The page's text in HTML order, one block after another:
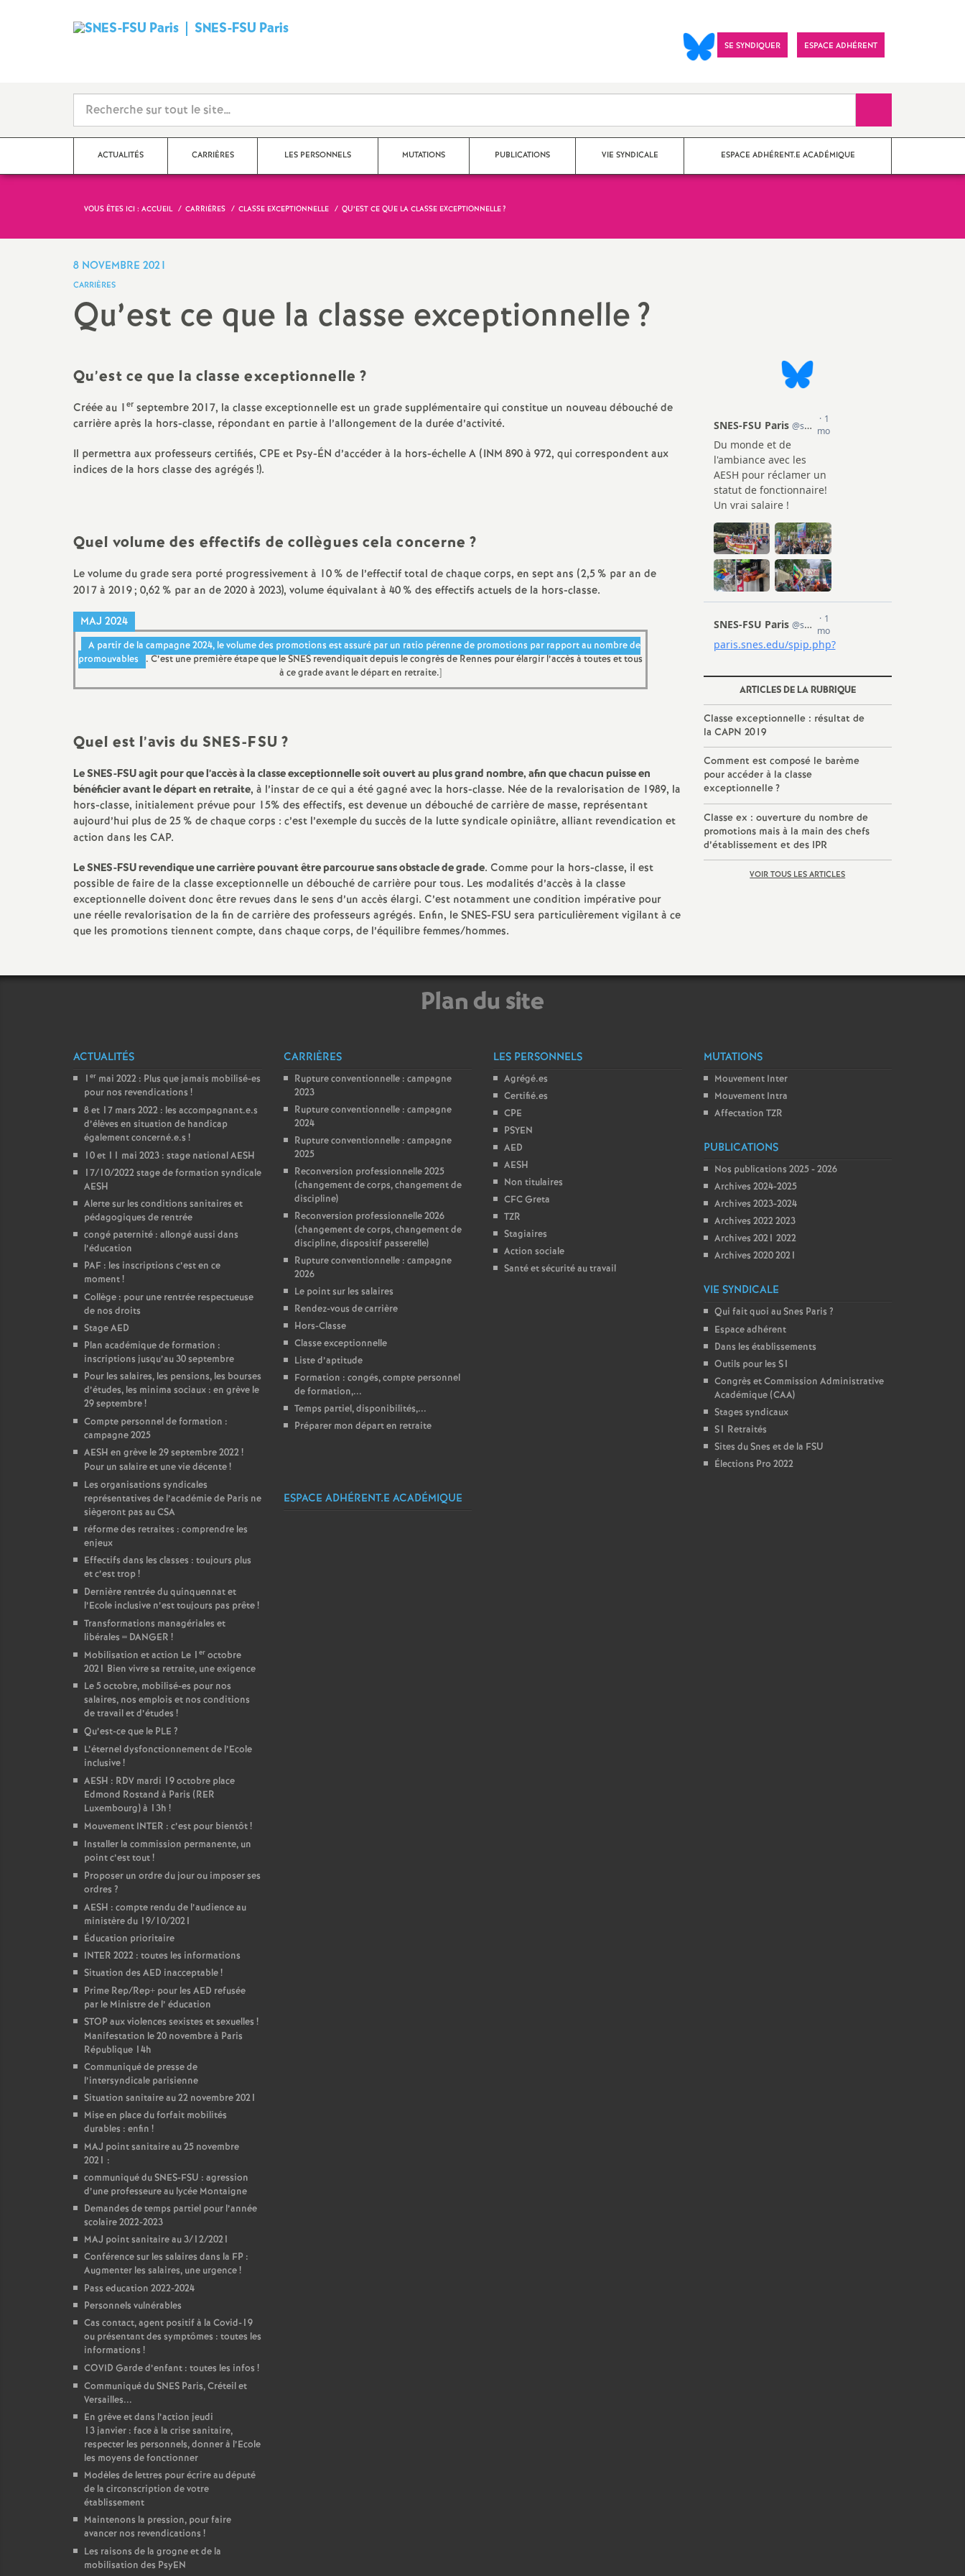
SNES-FSU Paris
SE SYNDIQUER ESPACE ADHÉRENT
ACTUALITÉS
actions
Dans les établissements
Collège
BTS
CPGE
CARRIÈRES
Rendez-vous de carrière
Classe exceptionnelle
Liste d’aptitude
Formation : congés, compte
personnel de formation,...
Temps partiel,
disponibilités,...
LES PERSONNELS
AESH
CFC Greta
Stagiaires
Action sociale
MUTATIONS PUBLICATIONS
Archives 2022 2023
Archives 2020 2021
VIE SYNDICALE
Dans les établissements
ESPACE ADHÉRENT.E ACADÉMIQUE
VOUS ÊTES ICI : ACCUEIL CARRIÈRES CLASSE EXCEPTIONNELLE QU’EST CE QUE LA CLASSE EXCEPTIONNELLE?
8 NOVEMBRE 2021
CARRIÈRES
Qu’est ce que la classe exceptionnelle?
Qu’est ce que la classe exceptionnelle ?
Créée au 1er septembre 2017, la classe exceptionnelle est un grade supplémentaire qui constitue un nouveau débouché de
carrière après la hors-classe, répondant en partie à l’allongement de la durée d’activité.
Il permettra aux professeurs certifiés, CPE et Psy-ÉN d’accéder à la hors-échelle A (INM 890 à 972, qui correspondent aux
indices de la hors classe des agrégés !).
Quel volume des effectifs de collègues cela concerne ?
Le volume du grade sera porté progressivement à 10% de l’effectif total de chaque corps, en sept ans (2,5% par an de
2017 à 2019; 0,62% par an de 2020 à 2023), volume équivalant à 40% des effectifs actuels de la hors-classe.
MAJ 2024
A partir de la campagne 2024, le volume des promotions est assuré par un ratio pérenne de promotions par rapport au nombre de
promouvables . C’est une première étape que le SNES revendiquait depuis le congrès de Rennes pour élargir l’accès à toutes et tous
à ce grade avant le départ en retraite.]
Quel est l’avis du SNES-FSU ?
Le SNES-FSU agit pour que l’accès à la classe exceptionnelle soit ouvert au plus grand nombre, afin que chacun puisse en
bénéficier avant le départ en retraite, à l’instar de ce qui a été gagné avec la hors-classe. Née de la revalorisation de 1989, la
hors-classe, initialement prévue pour 15% des effectifs, est devenue un débouché de carrière de masse, représentant
aujourd’hui plus de 25% de chaque corps : c’est l’exemple du succès de la lutte syndicale opiniâtre, alliant revendication et
action dans les CAP.
Le SNES-FSU revendique une carrière pouvant être parcourue sans obstacle de grade. Comme pour la hors-classe, il est
possible de faire de la classe exceptionnelle un débouché de carrière pour tous. Les modalités d’accès à la classe
exceptionnelle doivent donc être revues dans le sens d’un accès élargi. C’est notamment une condition impérative pour
une réelle revalorisation de la fin de carrière des professeurs agrégés. Enfin, le SNES-FSU sera particulièrement vigilant à ce
que les promotions tiennent compte, dans chaque corps, de l’équilibre femmes/hommes.
ARTICLES DE LA RUBRIQUE
Classe exceptionnelle : résultat de
la CAPN 2019
Comment est composé le barème
pour accéder à la classe
exceptionnelle?
Classe ex : ouverture du nombre de
promotions mais à la main des chefs
d’établissement et des IPR
VOIR TOUS LES ARTICLES
Plan du site
ACTUALITÉS
1 er mai 2022 : Plus que jamais mobilisé-es
pour nos revendications !
8 et 17 mars 2022 : les accompagnant.e.s
d’élèves en situation de handicap
également concerné.e.s !
10 et 11 mai 2023 : stage national AESH
17/10/2022 stage de formation syndicale
AESH
Alerte sur les conditions sanitaires et
pédagogiques de rentrée
congé paternité : allongé aussi dans
l’éducation
PAF : les inscriptions c’est en ce
moment!
Collège : pour une rentrée respectueuse
de nos droits
Stage AED
Plan académique de formation :
inscriptions jusqu’au 30 septembre
Pour les salaires, les pensions, les bourses
d’études, les minima sociaux : en grève le
29 septembre!
Compte personnel de formation :
campagne 2025
AESH en grève le 29 septembre 2022!
Pour un salaire et une vie décente!
Les organisations syndicales
représentatives de l’académie de Paris ne
siègeront pas au CSA
réforme des retraites : comprendre les
enjeux
Effectifs dans les classes : toujours plus
et c’est trop!
Dernière rentrée du quinquennat et
l’Ecole inclusive n’est toujours pas prête!
Transformations managériales et
libérales = DANGER !
Mobilisation et action Le 1 er octobre
2021 Bien vivre sa retraite, une exigence
Le 5 octobre, mobilisé-es pour nos
salaires, nos emplois et nos conditions
de travail et d’études !
Qu’est-ce que le PLE ?
L’éternel dysfonctionnement de l’Ecole
inclusive!
AESH : RDV mardi 19 octobre place
Edmond Rostand à Paris (RER
Luxembourg) à 13h !
Mouvement INTER : c’est pour bientôt!
Installer la commission permanente, un
point c’est tout!
Proposer un ordre du jour ou imposer ses
ordres ?
AESH : compte rendu de l’audience au
ministère du 19/10/2021
Éducation prioritaire
INTER 2022 : toutes les informations
Situation des AED inacceptable!
Prime Rep/Rep+ pour les AED refusée
par le Ministre de l’ éducation
STOP aux violences sexistes et sexuelles !
Manifestation le 20 novembre à Paris
République 14h
Communiqué de presse de
l’intersyndicale parisienne
Situation sanitaire au 22 novembre 2021
Mise en place du forfait mobilités
durables : enfin !
MAJ point sanitaire au 25 novembre
2021 :
communiqué du SNES-FSU : agression
d’une professeure au lycée Montaigne
Demandes de temps partiel pour l’année
scolaire 2022-2023
MAJ point sanitaire au 3/12/2021
Conférence sur les salaires dans la FP :
Augmenter les salaires, une urgence!
Pass education 2022-2024
Personnels vulnérables
Cas contact, agent positif à la Covid-19
ou présentant des symptômes : toutes les
informations !
COVID Garde d’enfant : toutes les infos !
Communiqué du SNES Paris, Créteil et
Versailles...
En grève et dans l’action jeudi
13 janvier : face à la crise sanitaire,
respecter les personnels, donner à l’Ecole
les moyens de fonctionner
Modèles de lettres pour écrire au député
de la circonscription de votre
établissement
Maintenons la pression, pour faire
avancer nos revendications !
Les raisons de la grogne et de la
mobilisation des PsyEN
CARRIÈRES
Rupture conventionnelle : campagne
2023
Rupture conventionnelle : campagne
2024
Rupture conventionnelle : campagne
2025
Reconversion professionnelle 2025
(changement de corps, changement de
discipline)
Reconversion professionnelle 2026
(changement de corps, changement de
discipline, dispositif passerelle)
Rupture conventionnelle : campagne
2026
Le point sur les salaires
Rendez-vous de carrière
Hors-Classe
Classe exceptionnelle
Liste d’aptitude
Formation : congés, compte personnel
de formation,...
Temps partiel, disponibilités,...
Préparer mon départ en retraite
LES PERSONNELS
Agrégé.es
Certifié.es
CPE
PSYEN
AED
AESH
Non titulaires
CFC Greta
TZR
Stagiaires
Action sociale
Santé et sécurité au travail
MUTATIONS
Mouvement Inter
Mouvement Intra
Affectation TZR
PUBLICATIONS
Nos publications 2025 - 2026
Archives 2024-2025
Archives 2023-2024
Archives 2022 2023
Archives 2021 2022
Archives 2020 2021
VIE SYNDICALE
Qui fait quoi au Snes Paris ?
Espace adhérent
Dans les établissements
Outils pour les S1
Congrès et Commission Administrative
Académique (CAA)
Stages syndicaux
S1 Retraités
Sites du Snes et de la FSU
Élections Pro 2022
ESPACE ADHÉRENT.E ACADÉMIQUE